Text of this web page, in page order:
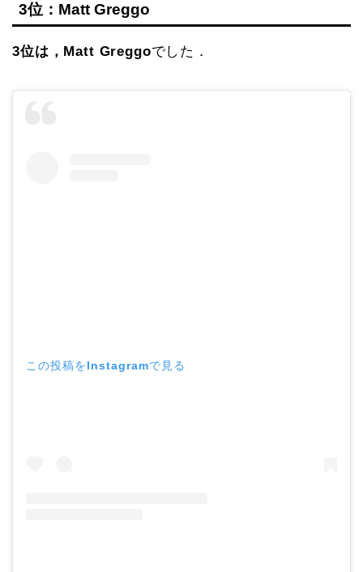
3位：Matt Greggo
3位は，Matt Greggoでした．
この投稿をInstagramで見る